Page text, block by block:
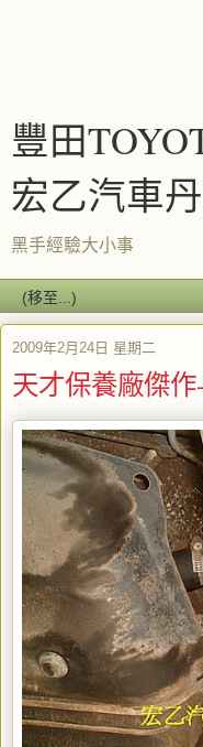
豐田
宏乙汽車
黑手經驗大小事
2009年2月24日 星期二
天才保養廠傑